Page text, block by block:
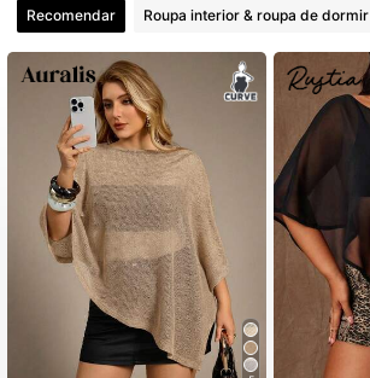
Recomendar Roupa interior & roupa de dormir